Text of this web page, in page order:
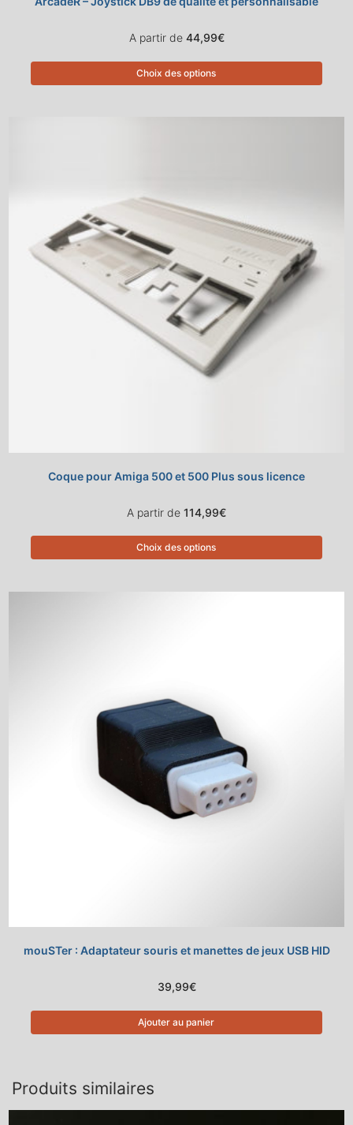
A partir de 44,99€
Choix des options
Coque pour Amiga 500 et 500 Plus sous licence
A partir de 114,99€
Choix des options
mouSTer : Adaptateur souris et manettes de jeux USB HID
39,99€
Ajouter au panier
Produits similaires